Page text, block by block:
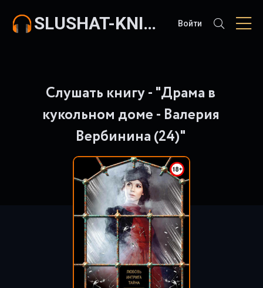
SLUSHAT-KNIGI.COM Войти
Слушать книгу - "Драма в
кукольном доме - Валерия
Вербинина (24)"